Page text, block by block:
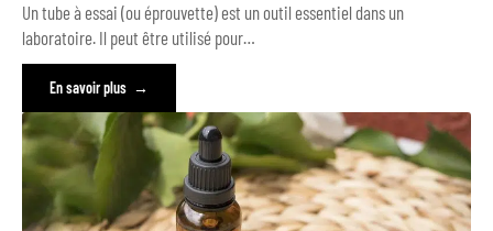
Un tube à essai (ou éprouvette) est un outil essentiel dans un
laboratoire. Il peut être utilisé pour…
En savoir plus